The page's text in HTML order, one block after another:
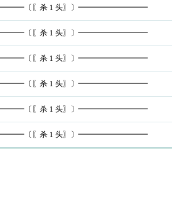
〔〖杀 1 头〗〕━━━━━━━━━
〔〖杀 1 头〗〕━━━━━━━━━
〔〖杀 1 头〗〕━━━━━━━━━
〔〖杀 1 头〗〕━━━━━━━━━
〔〖杀 1 头〗〕━━━━━━━━━
〔〖杀 1 头〗〕━━━━━━━━━